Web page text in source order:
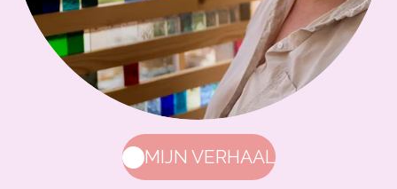
MIJN VERHAAL